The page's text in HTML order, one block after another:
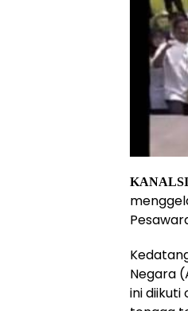
Negara
ini diikuti